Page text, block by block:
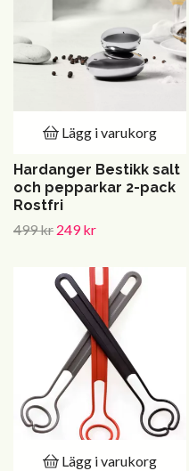
Lägg i varukorg
Hardanger Bestikk salt
och pepparkar 2-pack
Rostfri
499 kr 249 kr
Lägg i varukorg